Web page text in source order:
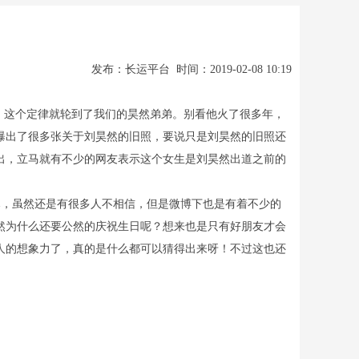
发布：长运平台 时间：2019-02-08 10:19
个定律就轮到了我们的昊然弟弟。别看他火了很多年，
了很多张关于刘昊然的旧照，要说只是刘昊然的旧照还
立马就有不少的网友表示这个女生是刘昊然出道之前的
虽然还是有很多人不相信，但是微博下也是有着不少的
什么还要公然的庆祝生日呢？想来也是只有好朋友才会
想象力了，真的是什么都可以猜得出来呀！不过这也还